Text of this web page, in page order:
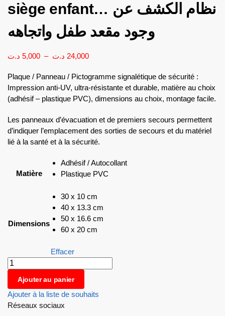
siège enfant… نظام الكشف عن
وجود مقعد طفل واتجاهه
5,000 د.ت – 24,000 د.ت
Plaque / Panneau / Pictogramme signalétique de sécurité :
Impression anti-UV, ultra-résistante et durable, matière au choix
(adhésif – plastique PVC), dimensions au choix, montage facile.
Les panneaux d’évacuation et de premiers secours permettent
d’indiquer l’emplacement des sorties de secours et du matériel
lié à la santé et à la sécurité.
Matière
Adhésif / Autocollant
Plastique PVC
Dimensions
30 x 10 cm
40 x 13.3 cm
50 x 16.6 cm
60 x 20 cm
Effacer
Ajouter au panier
Ajouter à la liste de souhaits
Réseaux sociaux